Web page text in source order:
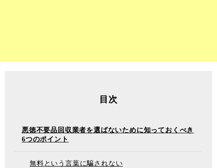
目次
悪徳不要品回収業者を選ばないために知っておくべき
6つのポイント
無料という言葉に騙されない